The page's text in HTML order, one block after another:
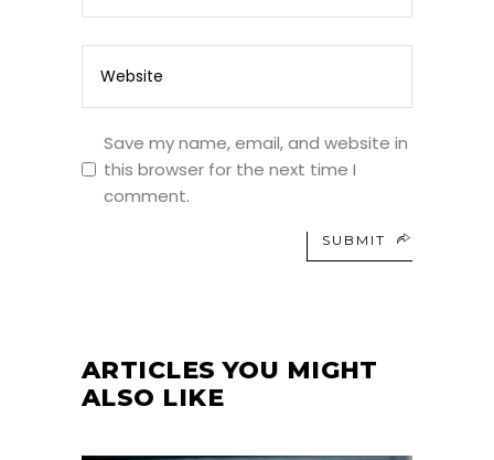
Save my name, email, and website in
this browser for the next time I
comment.
SUBMIT
ARTICLES YOU MIGHT
ALSO LIKE